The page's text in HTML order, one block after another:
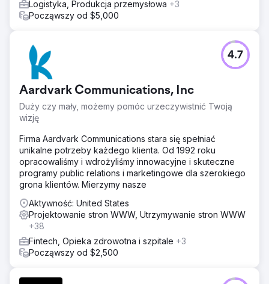
Logistyka, Produkcja przemysłowa +3
Począwszy od $5,000
Aardvark Communications, Inc
Duży czy mały, możemy pomóc urzeczywistnić Twoją
wizję
4.7
Firma Aardvark Communications stara się spełniać
unikalne potrzeby każdego klienta. Od 1992 roku
opracowaliśmy i wdrożyliśmy innowacyjne i skuteczne
programy public relations i marketingowe dla szerokiego
grona klientów. Mierzymy nasze
Aktywność: United States
Projektowanie stron WWW, Utrzymywanie stron WWW
+38
Fintech, Opieka zdrowotna i szpitale +3
Począwszy od $2,500